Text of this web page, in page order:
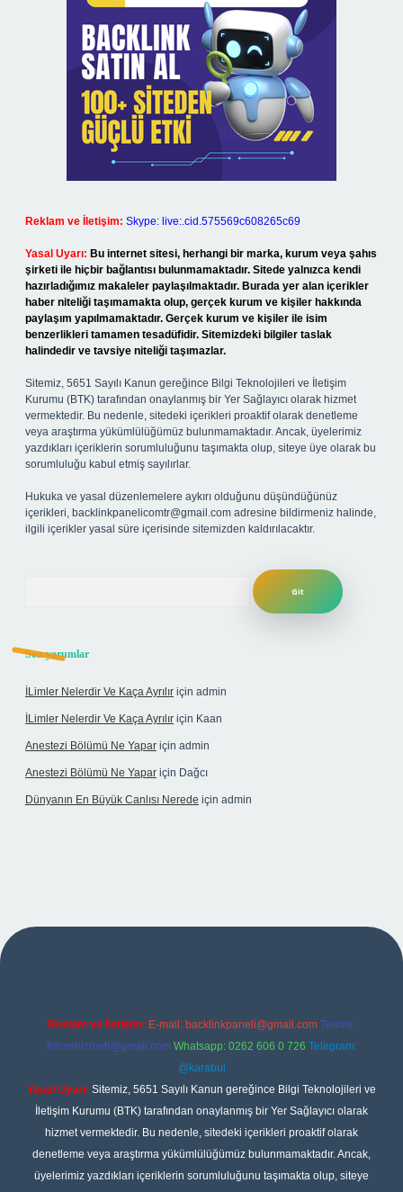
Reklam ve İletişim: Skype: live:.cid.575569c608265c69
Yasal Uyarı: Bu internet sitesi, herhangi bir marka, kurum veya şahıs
şirketi ile hiçbir bağlantısı bulunmamaktadır. Sitede yalnızca kendi
hazırladığımız makaleler paylaşılmaktadır. Burada yer alan içerikler
haber niteliği taşımamakta olup, gerçek kurum ve kişiler hakkında
paylaşım yapılmamaktadır. Gerçek kurum ve kişiler ile isim
benzerlikleri tamamen tesadüfidir. Sitemizdeki bilgiler taslak
halindedir ve tavsiye niteliği taşımazlar.
Sitemiz, 5651 Sayılı Kanun gereğince Bilgi Teknolojileri ve İletişim
Kurumu (BTK) tarafından onaylanmış bir Yer Sağlayıcı olarak hizmet
vermektedir. Bu nedenle, sitedeki içerikleri proaktif olarak denetleme
veya araştırma yükümlülüğümüz bulunmamaktadır. Ancak, üyelerimiz
yazdıkları içeriklerin sorumluluğunu taşımakta olup, siteye üye olarak bu
sorumluluğu kabul etmiş sayılırlar.
Hukuka ve yasal düzenlemelere aykırı olduğunu düşündüğünüz
içerikleri, backlinkpanelicomtr@gmail.com adresine bildirmeniz halinde,
ilgili içerikler yasal süre içerisinde sitemizden kaldırılacaktır.
Son yorumlar
İLimler Nelerdir Ve Kaça Ayrılır için admin
İLimler Nelerdir Ve Kaça Ayrılır için Kaan
Anestezi Bölümü Ne Yapar için admin
Anestezi Bölümü Ne Yapar için Dağcı
Dünyanın En Büyük Canlısı Nerede için admin
giriş
Reklam ve İletişim: E-mail: backlinkpaneli@gmail.com Teams:
forumhizmeti@gmail.com Whatsapp: 0262 606 0 726 Telegram:
@karabul
Yasal Uyarı: Sitemiz, 5651 Sayılı Kanun gereğince Bilgi Teknolojileri ve
İletişim Kurumu (BTK) tarafından onaylanmış bir Yer Sağlayıcı olarak
hizmet vermektedir. Bu nedenle, sitedeki içerikleri proaktif olarak
denetleme veya araştırma yükümlülüğümüz bulunmamaktadır. Ancak,
üyelerimiz yazdıkları içeriklerin sorumluluğunu taşımakta olup, siteye